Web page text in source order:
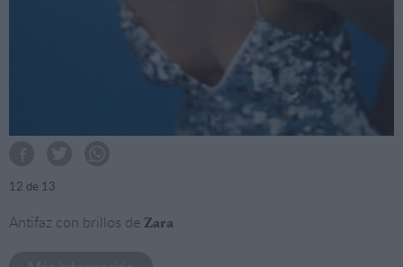
12 de 13
Antifaz con brillos de Zara